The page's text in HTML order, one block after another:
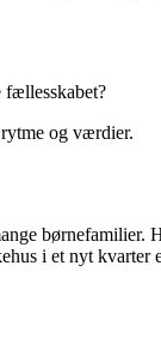
fællesskabet?
og værdier.
i et nyt kvarter